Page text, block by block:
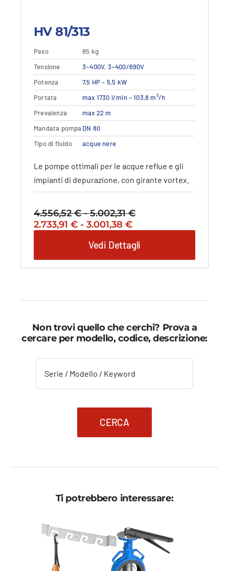
Dettagli
Questo
prodotto
ha
più
varianti.
Le
possono
scelte
pagina
prodotto
HV 81/313
Peso
85 kg
Tensione
3~400V, 3~400/690V
Potenza
7,5 HP – 5,5 kW
Portata
max 1730 l/min – 103,8 m³/h
Prevalenza
max 22 m
Mandata pompa DN 80
Tipo di fluido
acque nere
Le pompe ottimali per le acque reflue e gli
impianti di depurazione, con girante vortex.
4.556,52€ - 5.002,31€Fascia
da
4.556,52 €
a
Il
era:
4.556,52 €
di
da
4.556,52 €
5.002,31 €.
2.733,91 € - 3.001,38 €Fascia
prezzo:
da
2.733,91 €
Il
attuale
è:
2.733,91 €
di
da
2.733,91 €
3.001,38 €.
Vedi Dettagli
Non trovi quello che cerchi? Prova a
cercare per modello, codice, descrizione:
CERCA
Ti potrebbero interessare: